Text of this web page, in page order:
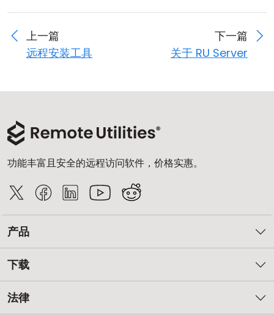
上一篇
远程安装工具
下一篇
关于 RU Server
功能丰富且安全的远程访问软件，价格实惠。
产品
下载
法律